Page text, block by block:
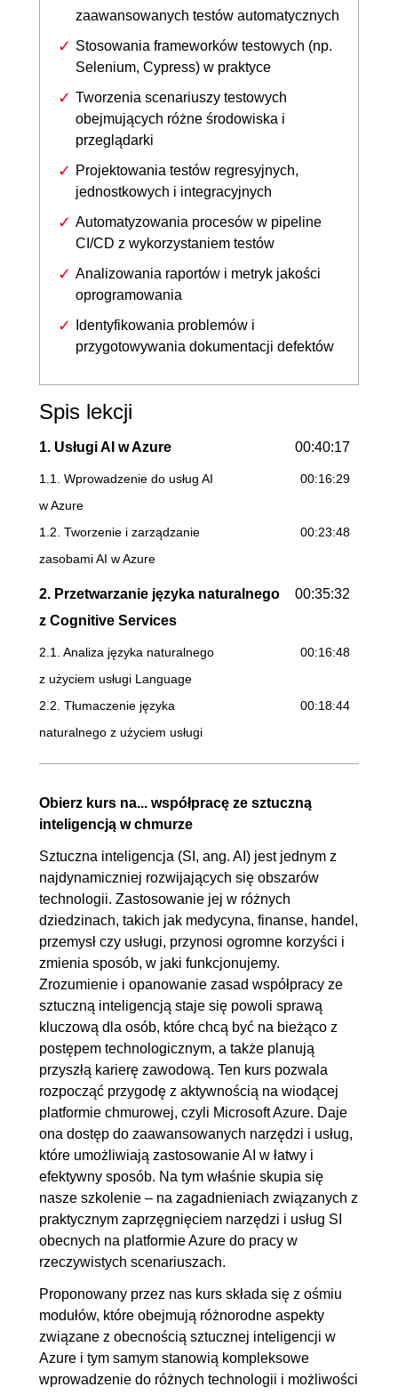
zaawansowanych testów automatycznych
Stosowania frameworków testowych (np.
Selenium, Cypress) w praktyce
Tworzenia scenariuszy testowych
obejmujących różne środowiska i
przeglądarki
Projektowania testów regresyjnych,
jednostkowych i integracyjnych
Automatyzowania procesów w pipeline
CI/CD z wykorzystaniem testów
Analizowania raportów i metryk jakości
oprogramowania
Identyfikowania problemów i
przygotowywania dokumentacji defektów
Spis lekcji
1. Usługi AI w Azure 00:40:17
1.1. Wprowadzenie do usług AI
w Azure
00:16:29
1.2. Tworzenie i zarządzanie
zasobami AI w Azure
00:23:48
2. Przetwarzanie języka naturalnego
z Cognitive Services
00:35:32
2.1. Analiza języka naturalnego
z użyciem usługi Language
00:16:48
2.2. Tłumaczenie języka
naturalnego z użyciem usługi
00:18:44
3. Przetwarzanie mowy z Cognitive
Services
3.1. Translacja mowy na tekst i
tekstu na mowę z użyciem
usługi Speech
00:16:12
3.2. Tłumaczenie mowy na
wybrany język z użyciem usługi
Speech
00:16:44
4. Czatboty 00:39:33
4.1. Budowa prostego czatbota
z usługą Language (custom
question answering)
00:23:04
4.2. Budowa konwersacyjnego
czatbota w programie Bot
Composer
00:16:29
5. Przetwarzanie języka naturalnego
z Azure OpenAI
00:35:26
językowymi z użyciem Azure
OpenAI Studio
5.2. Inżynieria promptów i
dostosowywanie dużych modeli
00:19:41
Obierz kurs na... współpracę ze sztuczną
inteligencją w chmurze
Sztuczna inteligencja (SI, ang. AI) jest jednym z
najdynamiczniej rozwijających się obszarów
technologii. Zastosowanie jej w różnych
dziedzinach, takich jak medycyna, finanse, handel,
przemysł czy usługi, przynosi ogromne korzyści i
zmienia sposób, w jaki funkcjonujemy.
Zrozumienie i opanowanie zasad współpracy ze
sztuczną inteligencją staje się powoli sprawą
kluczową dla osób, które chcą być na bieżąco z
postępem technologicznym, a także planują
przyszłą karierę zawodową. Ten kurs pozwala
rozpocząć przygodę z aktywnością na wiodącej
platformie chmurowej, czyli Microsoft Azure. Daje
ona dostęp do zaawansowanych narzędzi i usług,
które umożliwiają zastosowanie AI w łatwy i
efektywny sposób. Na tym właśnie skupia się
nasze szkolenie – na zagadnieniach związanych z
praktycznym zaprzęgnięciem narzędzi i usług SI
obecnych na platformie Azure do pracy w
rzeczywistych scenariuszach.
Proponowany przez nas kurs składa się z ośmiu
modułów, które obejmują różnorodne aspekty
związane z obecnością sztucznej inteligencji w
Azure i tym samym stanowią kompleksowe
wprowadzenie do różnych technologii i możliwości